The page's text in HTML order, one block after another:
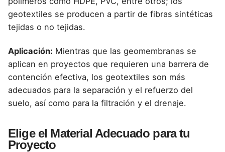
geotextiles se producen a partir de fibras sintéticas
tejidas o no tejidas.
Aplicación: Mientras que las geomembranas se
aplican en proyectos que requieren una barrera de
contención efectiva, los geotextiles son más
adecuados para la separación y el refuerzo del
suelo, así como para la filtración y el drenaje.
Elige el Material Adecuado para tu
Proyecto